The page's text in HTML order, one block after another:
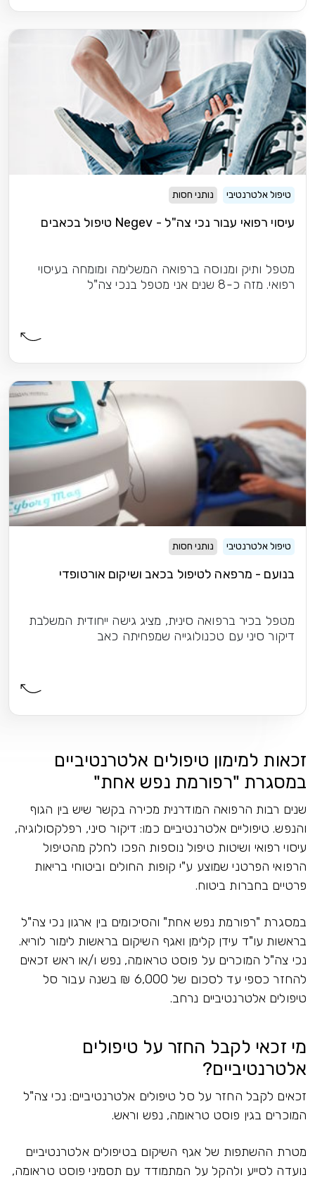
טיפול אלטרנטיבי נותני חסות
עיסוי רפואי עבור נכי צה"ל - Negev טיפול בכאבים
מטפל ותיק ומנוסה ברפואה המשלימה ומומחה בעיסוי
רפואי. מזה כ-8 שנים אני מטפל בנכי צה"ל
טיפול אלטרנטיבי נותני חסות
בנועם - מרפאה לטיפול בכאב ושיקום אורטופדי
מטפל בכיר ברפואה סינית, מציג גישה ייחודית המשלבת
דיקור סיני עם טכנולוגייה שמפחיתה כאב
זכאות למימון טיפולים אלטרנטיביים
במסגרת "רפורמת נפש אחת"
שנים רבות הרפואה המודרנית מכירה בקשר שיש בין הגוף
והנפש. טיפוליים אלטרנטיביים כמו: דיקור סיני, רפלקסולוגיה,
עיסוי רפואי ושיטות טיפול נוספות הפכו לחלק מהטיפול
הרפואי הפרטני שמוצע ע"י קופות החולים וביטוחי בריאות
פרטיים בחברות ביטוח.
במסגרת "רפורמת נפש אחת" והסיכומים בין ארגון נכי צה"ל
בראשות עו"ד עידן קלימן ואגף השיקום בראשות לימור לוריא.
נכי צה"ל המוכרים על פוסט טראומה, נפש ו/או ראש זכאים
להחזר כספי עד לסכום של 6,000 ₪ בשנה עבור סל
טיפולים אלטרנטיביים נרחב.
מי זכאי לקבל החזר על טיפולים
אלטרנטיביים?
זכאים לקבל החזר על סל טיפולים אלטרנטיביים: נכי צה"ל
המוכרים בגין פוסט טראומה, נפש וראש.
מטרת ההשתפות של אגף השיקום בטיפולים אלטרנטיביים
נועדה לסייע ולהקל על המתמודד עם תסמיני פוסט טראומה,